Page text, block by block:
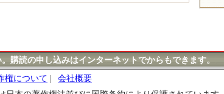
購読の申し込みはインターネットでからもできます。
権について |
会社概要